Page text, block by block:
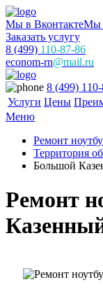
Мы в ВконтактеМы
Заказать услугу
8 (499) 110-87-86
econom-rn@mail.ru
8 (499)
Услуги Цены
Меню
Ремонт
Территория
Большой
Ремонт